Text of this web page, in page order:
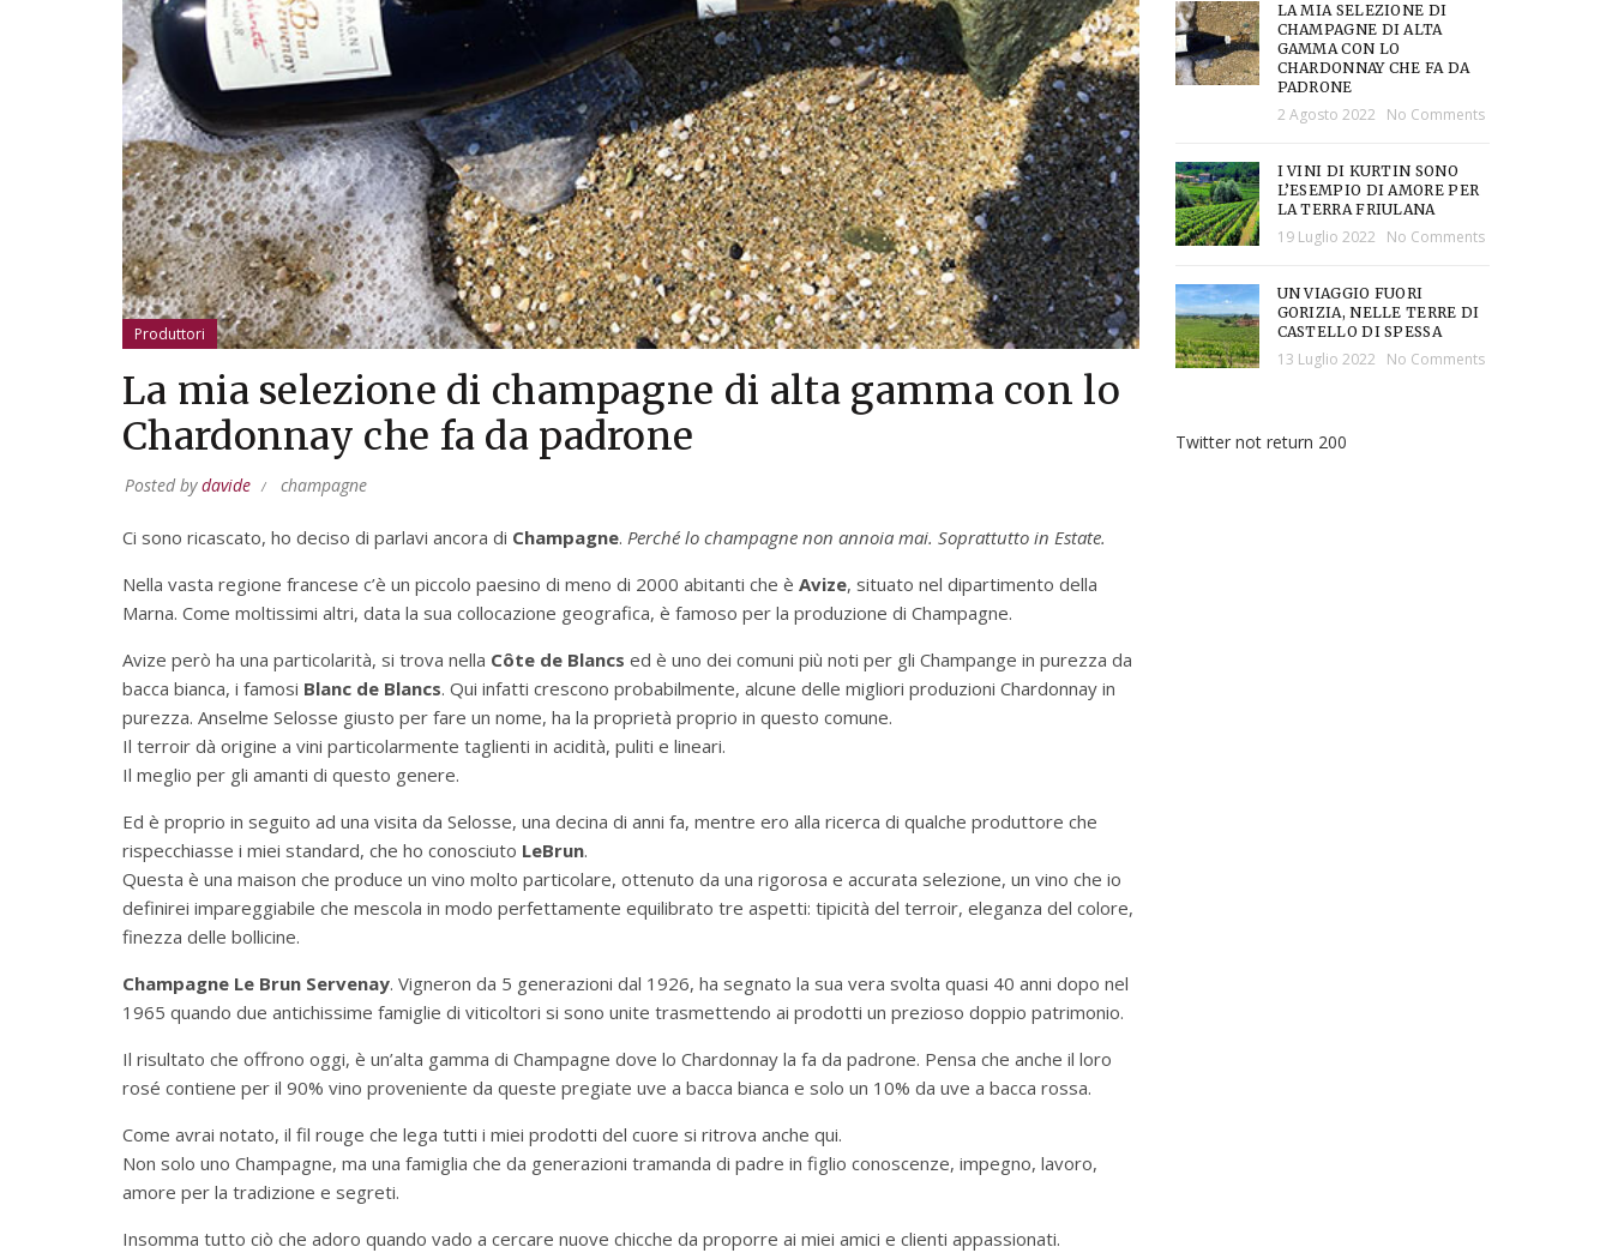
Produttori
La mia selezione di champagne di alta gamma con lo
Chardonnay che fa da padrone
Posted bydavide champagne
Ci sono ricascato, ho deciso di parlavi ancora di Champagne. Perché lo champagne non annoia mai. Soprattutto in Estate.
Nella vasta regione francese c’è un piccolo paesino di meno di 2000 abitanti che è Avize, situato nel dipartimento della
Marna. Come moltissimi altri, data la sua collocazione geografica, è famoso per la produzione di Champagne.
Avize però ha una particolarità, si trova nella Côte de Blancs ed è uno dei comuni più noti per gli Champange in purezza da
bacca bianca, i famosi Blanc de Blancs. Qui infatti crescono probabilmente, alcune delle migliori produzioni Chardonnay in
purezza. Anselme Selosse giusto per fare un nome, ha la proprietà proprio in questo comune.
Il terroir dà origine a vini particolarmente taglienti in acidità, puliti e lineari.
Il meglio per gli amanti di questo genere.
Ed è proprio in seguito ad una visita da Selosse, una decina di anni fa, mentre ero alla ricerca di qualche produttore che
rispecchiasse i miei standard, che ho conosciuto LeBrun.
Questa è una maison che produce un vino molto particolare, ottenuto da una rigorosa e accurata selezione, un vino che io
definirei impareggiabile che mescola in modo perfettamente equilibrato tre aspetti: tipicità del terroir, eleganza del colore,
finezza delle bollicine.
Champagne Le Brun Servenay. Vigneron da 5 generazioni dal 1926, ha segnato la sua vera svolta quasi 40 anni dopo nel
1965 quando due antichissime famiglie di viticoltori si sono unite trasmettendo ai prodotti un prezioso doppio patrimonio.
Il risultato che offrono oggi, è un’alta gamma di Champagne dove lo Chardonnay la fa da padrone. Pensa che anche il loro
rosé contiene per il 90% vino proveniente da queste pregiate uve a bacca bianca e solo un 10% da uve a bacca rossa.
Come avrai notato, il fil rouge che lega tutti i miei prodotti del cuore si ritrova anche qui.
Non solo uno Champagne, ma una famiglia che da generazioni tramanda di padre in figlio conoscenze, impegno, lavoro,
amore per la tradizione e segreti.
Insomma tutto ciò che adoro quando vado a cercare nuove chicche da proporre ai miei amici e clienti appassionati.
LA MIA SELEZIONE DI
CHAMPAGNE DI ALTA
GAMMA CON LO
CHARDONNAY CHE FA DA
PADRONE
2 Agosto 2022 No Comments
I VINI DI KURTIN SONO
L’ESEMPIO DI AMORE PER
LA TERRA FRIULANA
19 Luglio 2022 No Comments
UN VIAGGIO FUORI
GORIZIA, NELLE TERRE DI
CASTELLO DI SPESSA
13 Luglio 2022 No Comments
Twitter not return 200